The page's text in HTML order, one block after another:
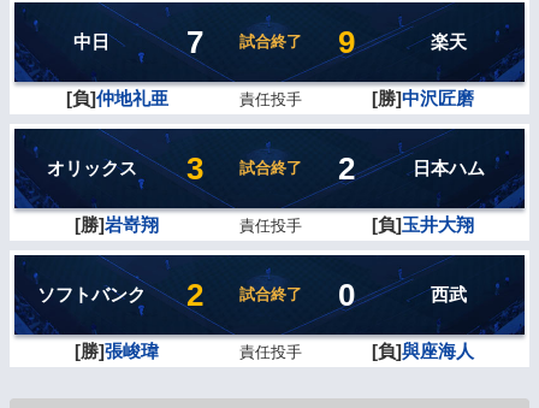
中日 7 試合終了 9 楽天
[負]仲地礼亜 責任投手 [勝]中沢匠磨
オリックス 3 試合終了 2 日本ハム
[勝]岩嵜翔 責任投手 [負]玉井大翔
ソフトバンク 2 試合終了 0 西武
[勝]張峻瑋 責任投手 [負]與座海人